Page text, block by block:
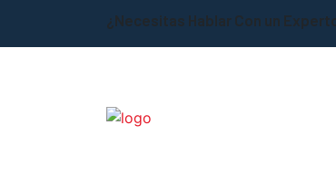
¿Necesitas Hablar Con un